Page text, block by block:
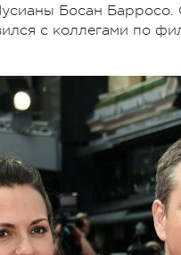
Босан Барросо.
с коллегами по